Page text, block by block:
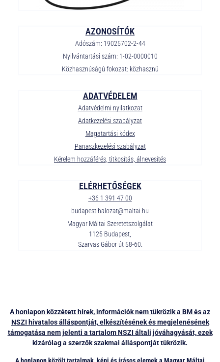
ELÉRHETŐSÉGEK
+36 1 391 47 00
budapestihalozat@maltai.hu
Magyar Máltai Szeretetszolgálat
1125 Budapest,
Szarvas Gábor út 58-60.
ADATVÉDELEM
Adatvédelmi nyilatkozat
Adatkezelési szabályzat
Magatartási kódex
Panaszkezelési szabályzat
Kérelem hozzáférés, titkosítás, álnevesítés
AZONOSÍTÓK
Adószám: 19025702-2-44
Nyilvántartási szám: 1-02-0000010
Közhasznúságú fokozat: közhasznú
A honlapon közzétett hírek, információk nem tükrözik a BM és az
NSZI hivatalos álláspontját, elkészítésének és megjelenésének
támogatása nem jelenti a tartalom NSZI általi jóváhagyását, ezek
kizárólag a szerzők szakmai álláspontját tükrözik.
A honlapon közölt tartalmak, képi és írásos elemek a Magyar Máltai